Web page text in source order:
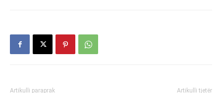
Artikulli paraprak Artikulli tjetër